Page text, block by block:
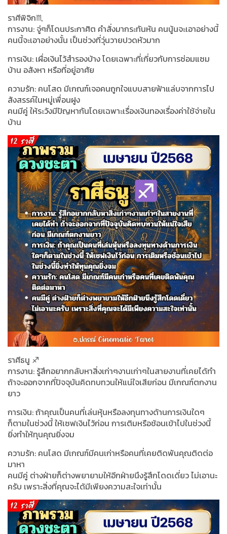
ราศีพิจิก♏️
การงาน: จู่ๆก็โดนประกาศิต คำสั่งมากระทันหัน คนนู้นจะเอาอย่างนี้
คนนี้จะเอาอย่างนั้น เป็นช่วงที่วุ่นวายปวดหัวมาก
การเงิน: เผื่อเงินไว้สำรองบ้าง โดยเฉพาะที่เกี่ยวกับการซ่อมแซม
บ้าน อสังหา หรือที่อยู่อาศัย
ความรัก: คนโสด มีเกณฑ์เจอคนถูกใจแบบสายฟ้าแล่บจากการไป
สังสรรค์ในหมู่เพื่อนฝูง
คนมีคู่ ให้ระวังมีปัญหากันโดยเฉพาะเรื่องเงินทองเรื่องค่าใช้จ่ายใน
บ้าน
ราศีธนู ♐️
การงาน: รู้สึกอยากกลับหาสิ่งเก่าๆงานเก่าๆในสายงานที่เคยได้ทำ
ถ้าจะออกจากที่ปัจจุบันคิดทบทวนให้แน่ใจเสียก่อน มีเกณฑ์ตกงาน
ยาว
การเงิน: ถ้าคุณเป็นคนที่เล่นหุ้นหรือลงทุนทางด้านการเงินใดๆ
ก็ตามในช่วงนี้ ให้เซฟเงินไว้ก่อน การเติมหรือช้อนเข้าไปในช่วงนี้
ยิ่งทำให้ทุนคุณยิ่งจม
ความรัก: คนโสด มีเกณฑ์มีคนเก่าหรือคนที่เคยติดพันคุณติดต่อ
มาหา
คนมีคู่ ต่างฝ่ายก็ต่างพยายามให้อีกฝ่ายนึงรู้สึกโดดเดี่ยว ไม่เอานะ
ครับ เพราะสิ่งที่คุณจะได้มีเพียงความสะใจเท่านั้น